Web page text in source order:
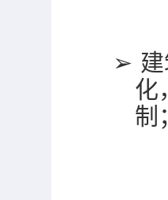
➢
化
制